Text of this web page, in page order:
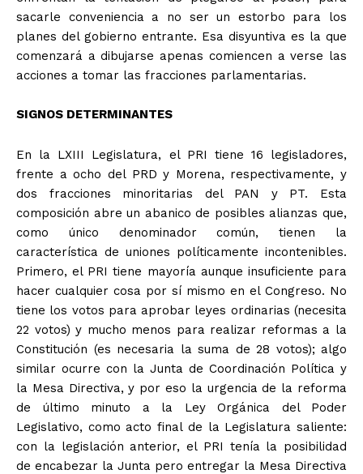
+ Todas las formas de lucha, potencialmente enlazadas
sacarle conveniencia a no ser un estorbo para los
planes del gobierno entrante. Esa disyuntiva es la que
comenzará a dibujarse apenas comiencen a verse las
acciones a tomar las fracciones parlamentarias.
SIGNOS DETERMINANTES
En la LXIII Legislatura, el PRI tiene 16 legisladores,
frente a ocho del PRD y Morena, respectivamente, y
dos fracciones minoritarias del PAN y PT. Esta
composición abre un abanico de posibles alianzas que,
como único denominador común, tienen la
característica de uniones políticamente incontenibles.
Primero, el PRI tiene mayoría aunque insuficiente para
hacer cualquier cosa por sí mismo en el Congreso. No
tiene los votos para aprobar leyes ordinarias (necesita
22 votos) y mucho menos para realizar reformas a la
Constitución (es necesaria la suma de 28 votos); algo
similar ocurre con la Junta de Coordinación Política y
la Mesa Directiva, y por eso la urgencia de la reforma
de último minuto a la Ley Orgánica del Poder
Legislativo, como acto final de la Legislatura saliente:
con la legislación anterior, el PRI tenía la posibilidad
de encabezar la Junta pero entregar la Mesa Directiva